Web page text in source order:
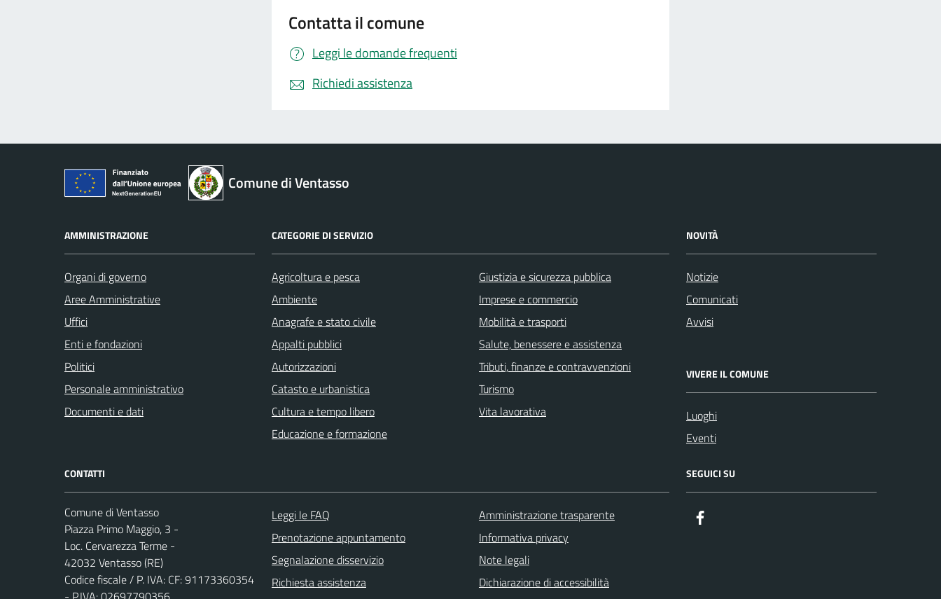
Contatta il comune
Leggi le domande frequenti
Richiedi assistenza
Comune di Ventasso
AMMINISTRAZIONE
Organi di governo
Aree Amministrative
Uffici
Enti e fondazioni
Politici
Personale amministrativo
Documenti e dati
CATEGORIE DI SERVIZIO
Agricoltura e pesca
Ambiente
Anagrafe e stato civile
Appalti pubblici
Autorizzazioni
Catasto e urbanistica
Cultura e tempo libero
Educazione e formazione
Giustizia e sicurezza pubblica
Imprese e commercio
Mobilità e trasporti
Salute, benessere e assistenza
Tributi, finanze e contravvenzioni
Turismo
Vita lavorativa
NOVITÀ
Notizie
Comunicati
Avvisi
VIVERE IL COMUNE
Luoghi
Eventi
CONTATTI
Comune di Ventasso
Piazza Primo Maggio, 3 -
Loc. Cervarezza Terme -
42032 Ventasso (RE)
Codice fiscale / P. IVA: CF: 91173360354
Leggi le FAQ
Prenotazione appuntamento
Segnalazione disservizio
Richiesta assistenza
Amministrazione trasparente
Informativa privacy
Note legali
Dichiarazione di accessibilità
SEGUICI SU